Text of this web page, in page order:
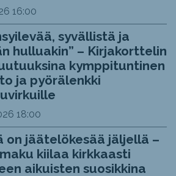
16:00
syvällistä ja
hulluakin” – Kirjakorttelin
kymppituntinen
ja pyörälenkki
18:00
on jäätelökesää jäljellä –
kiilaa kirkkaasti
aikuisten suosikkina